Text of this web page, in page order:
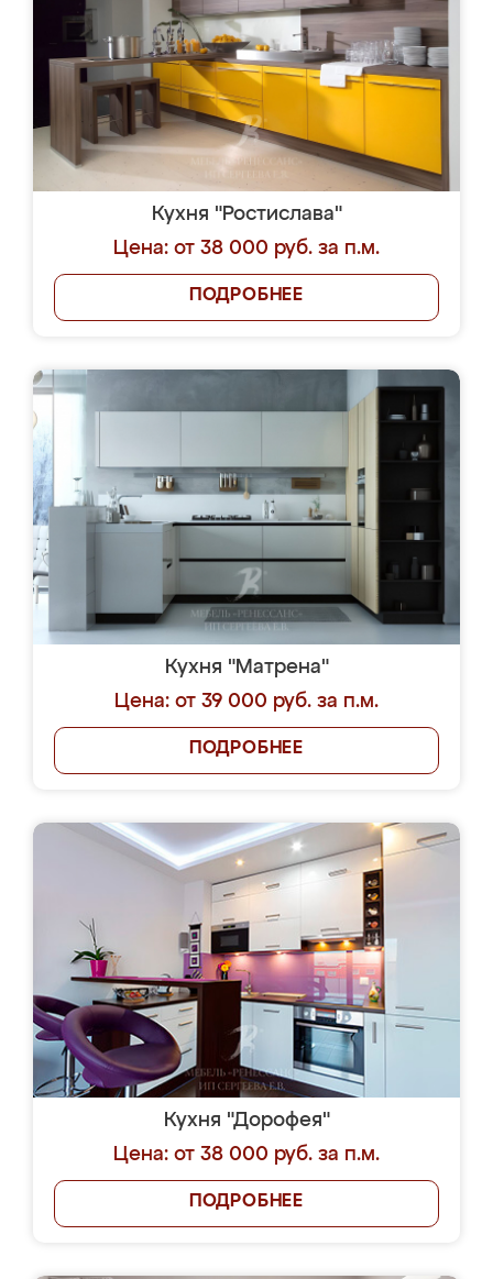
Кухня "Ростислава"
Цена: от 38 000 руб. за п.м.
ПОДРОБНЕЕ
Кухня "Матрена"
Цена: от 39 000 руб. за п.м.
ПОДРОБНЕЕ
Кухня "Дорофея"
Цена: от 38 000 руб. за п.м.
ПОДРОБНЕЕ